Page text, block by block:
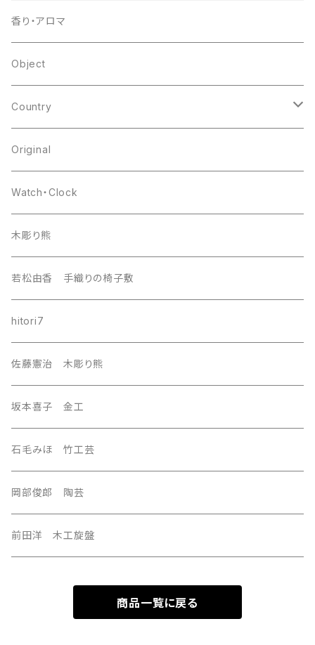
other
flower base
other
香り・アロマ
Object
Country
japan
europa
india
nordic
southeast Asia
east asia
Central Asia
U.S.A
Original
Watch・Clock
木彫り熊
若松由香 手織りの椅子敷
hitori7
佐藤憲治 木彫り熊
坂本喜子 金工
石毛みほ 竹工芸
岡部俊郎 陶芸
前田洋 木工旋盤
商品一覧に戻る